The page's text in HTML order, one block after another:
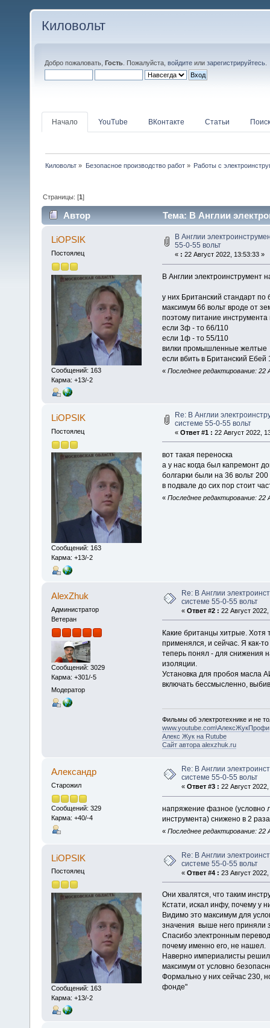
Киловольт
Добро пожаловать, Гость . Пожалуйста, войдите или зарегистрируйтесь
Начало YouTube ВКонтакте Статьи Поиск
Киловольт » Безопасное производство работ» Работы с
Страницы: [1]
Автор
Тема: В Англии
68364 раз)
LiOPSIK
Постоялец
Сообщений: 163
Карма: +13/-2
В Англии
55-0-55 вольт
« : 22 Август 2022, 13:53:33 »
В Англии электроинструмент
у них Британский стандарт по
максимум 66 вольт вроде от
поэтому питание
если 3ф - то 66/110
если 1ф - то 55/110
вилки промышленные желтые
если вбить в Британский Ебей
« Последнее редактирование: 22
LiOPSIK
Постоялец
Сообщений: 163
Карма: +13/-2
Re: В Англии
системе 55-0-55 вольт
« Ответ #1 : 22 Август 2022,
вот такая переноска
а у нас когда был капремонт
болгарки были на 36 вольт
в подвале до сих пор стоит
« Последнее редактирование: 22
AlexZhuk
Администратор
Ветеран
Сообщений: 3029
Карма: +301/-5
Модератор
Re: В Англии
системе 55-0-55 вольт
« Ответ #2 : 22 Август
Какие британцы хитрые. Хотя
применялся, и сейчас. Я как-
теперь понял - для снижения
изоляции.
Установка для пробоя масла
включать бессмысленно,
Фильмы об электротехнике и не
www.youtube.com\АлексЖукПрофи
Алекс Жук на Rutube
Сайт автора alexzhuk.ru
Алексaндр
Старожил
Сообщений: 329
Карма: +40/-4
Re: В Англии
системе 55-0-55 вольт
« Ответ #3 : 22 Август
напряжение фазное (условно
инструмента) снижено в 2
« Последнее редактирование: 22
LiOPSIK
Постоялец
Сообщений: 163
Карма: +13/-2
Re: В Англии
системе 55-0-55 вольт
« Ответ #4 : 23 Август
Они хвалятся, что таким
Кстати, искал инфу, почему у
Видимо это максимум для
значения выше него приняли
Спасибо электронным
почему именно его, не нашел.
Наверно империалисты
максимум от условно
Формально у них сейчас 230,
фонде"